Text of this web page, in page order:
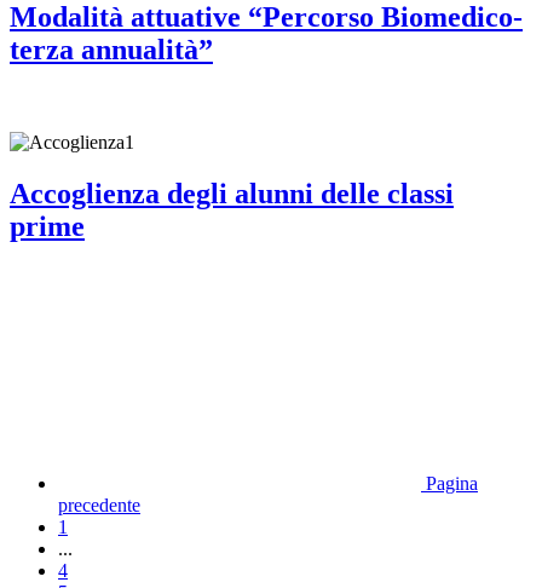
Modalità attuative “Percorso Biomedico-
terza annualità”
Accoglienza degli alunni delle classi
prime
Pagina
precedente
1
...
4